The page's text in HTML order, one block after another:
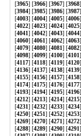
[3965] [3966] [3967] [3968
[3984] [3985] [3986] [3987
[4003] [4004] [4005] [4006
[4022] [4023] [4024] [4025
[4041] [4042] [4043] [4044
[4060] [4061] [4062] [4063
[4079] [4080] [4081] [4082
[4098] [4099] [4100] [4101
[4117] [4118] [4119] [4120
[4136] [4137] [4138] [4139
[4155] [4156] [4157] [4158
[4174] [4175] [4176] [4177
[4193] [4194] [4195] [4196
[4212] [4213] [4214] [4215
[4231] [4232] [4233] [4234
[4250] [4251] [4252] [4253
[4269] [4270] [4271] [4272
[4288] [4289] [4290] [4291